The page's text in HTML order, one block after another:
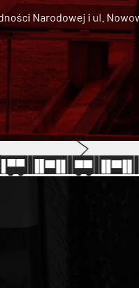
Narodowej i ul.